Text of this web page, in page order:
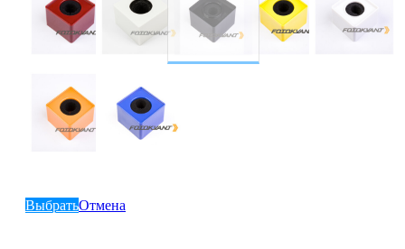
ВыбратьОтмена